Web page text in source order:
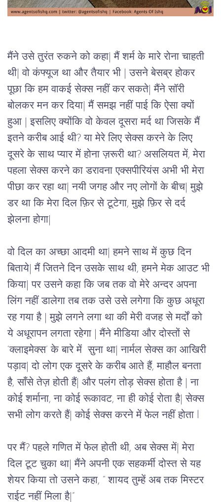
मैंने उसे तुरंत रुकने को कहा| मैं शर्म के मारे रोना चाहती
थी| वो कंफ्यूज था और तैयार भी | उसने बेसब्र होकर
पूछा कि हम वाकई सेक्स नहीं कर सकते| मैंने सॉरी
बोलकर मन कर दिया| मैं समझ नहीं पाई कि ऐसा क्यों
हुआ | इसलिए क्योंकि वो केवल दूसरा मर्द था जिसके मैं
इतने करीब आई थी? या मेरे लिए सेक्स करने के लिए
दूसरे के साथ प्यार में होना ज़रूरी था? असलियत में, मेरा
पहला सेक्स करने का डरावना एक्सपीरियंस अभी भी मेरा
पीछा कर रहा था| नयी जगह और नए लोगों के बीच| मुझे
डर था कि मेरा दिल फ़िर से टूटेगा, मुझे फ़िर से दर्द
झेलना होगा|
वो दिल का अच्छा आदमी था| हमने साथ में कुछ दिन
बिताये| मैं जितने दिन उसके साथ थी, हमने मेक आउट भी
किया| पर उसने कहा कि जब तक वो मेरे अन्दर अपना
लिंग नहीं डालेगा तब तक उसे उसे लगेगा कि कुछ अधूरा
रह गया है | मुझे लगने लगा था की मेरी वजह से मर्दों को
ये अधूरापन लगता रहेगा | मैंने मीडिया और दोस्तों से
‘क्लाइमेक्स’ के बारे में  सुना था| नार्मल सेक्स का आखिरी
पड़ाव| दो लोग एक दूसरे के करीब आते हैं, माहौल बनता
है, साँसे तेज़ होती हैं| और पलंग तोड़ सेक्स होता है | ना
कोई शर्माना, ना कोई रूकावट, ना ही कोई रोता है| सेक्स
सभी लोग करते हैं| कोई सेक्स करने में फेल नहीं होता l
पर मैं? पहले गणित में फेल होती थी, अब सेक्स में| मेरा
दिल टूट चुका था| मैंने अपनी एक सहकर्मी दोस्त से यह
शेयर किया तो उसने कहा, “ शायद तुम्हें अब तक मिस्टर
राईट नहीं मिला है|”